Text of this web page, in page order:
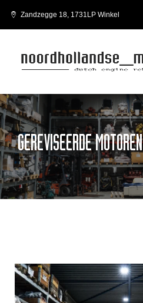
Zandzegge 18, 1731LP Winkel
GEREVISEERDE MOTOREN